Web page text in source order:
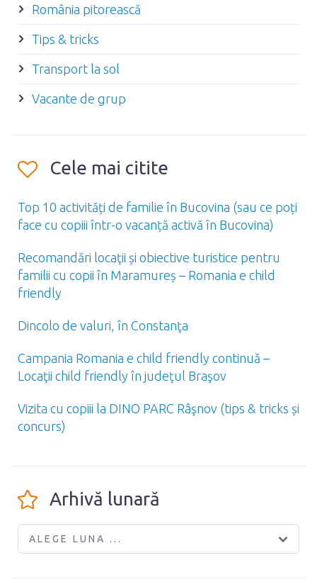
România pitorească
Tips & tricks
Transport la sol
Vacante de grup
Cele mai citite
Top 10 activități de familie în Bucovina (sau ce poți
face cu copiii într-o vacanță activă în Bucovina)
Recomandări locaţii și obiective turistice pentru
familii cu copii în Maramureș – Romania e child
friendly
Dincolo de valuri, în Constanţa
Campania Romania e child friendly continuă –
Locaţii child friendly în judeţul Braşov
Vizita cu copiii la DINO PARC Râşnov (tips & tricks și
concurs)
Arhivă lunară
ALEGE LUNA ...